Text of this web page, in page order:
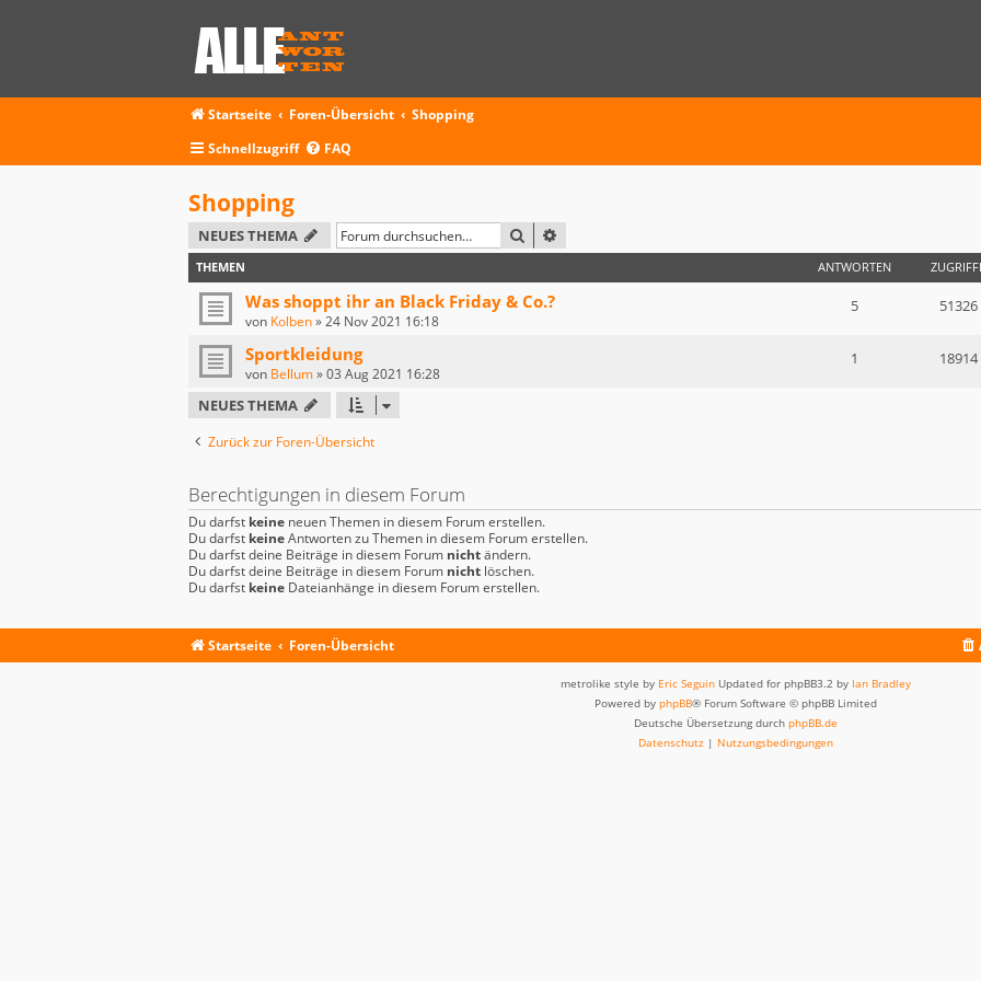
Startseite Foren-Übersicht
Shopping
Schnellzugriff
FAQ
Shopping
NEUES THEMA SUCHE
THEMEN ANTWORTEN
Was shoppt ihr an Black Friday & Co.?
von Kolben»24 Nov 2021 16:18
5 51326
Sportkleidung
von Bellum»03 Aug 2021 16:28
1 18914
NEUES THEMA
Zurück zur Foren-Übersicht
Berechtigungen in diesem Forum
Du darfst keine neuen Themen in diesem Forum erstellen.
Du darfst keineAntworten zu Themen in diesem Forum erstellen.
Du darfst deine Beiträge in diesem Forum nichtändern.
Du darfst deine Beiträge in diesem Forum nicht löschen.
Du darfst keine Dateianhänge in diesem Forum erstellen.
Startseite Foren-Übersicht
metrolike style by Eric Seguin Updated for phpBB3.2 by Ian Bradley
Powered by phpBB® Forum Software © phpBB Limited
Deutsche Übersetzung durch phpBB.de
Datenschutz | Nutzungsbedingungen